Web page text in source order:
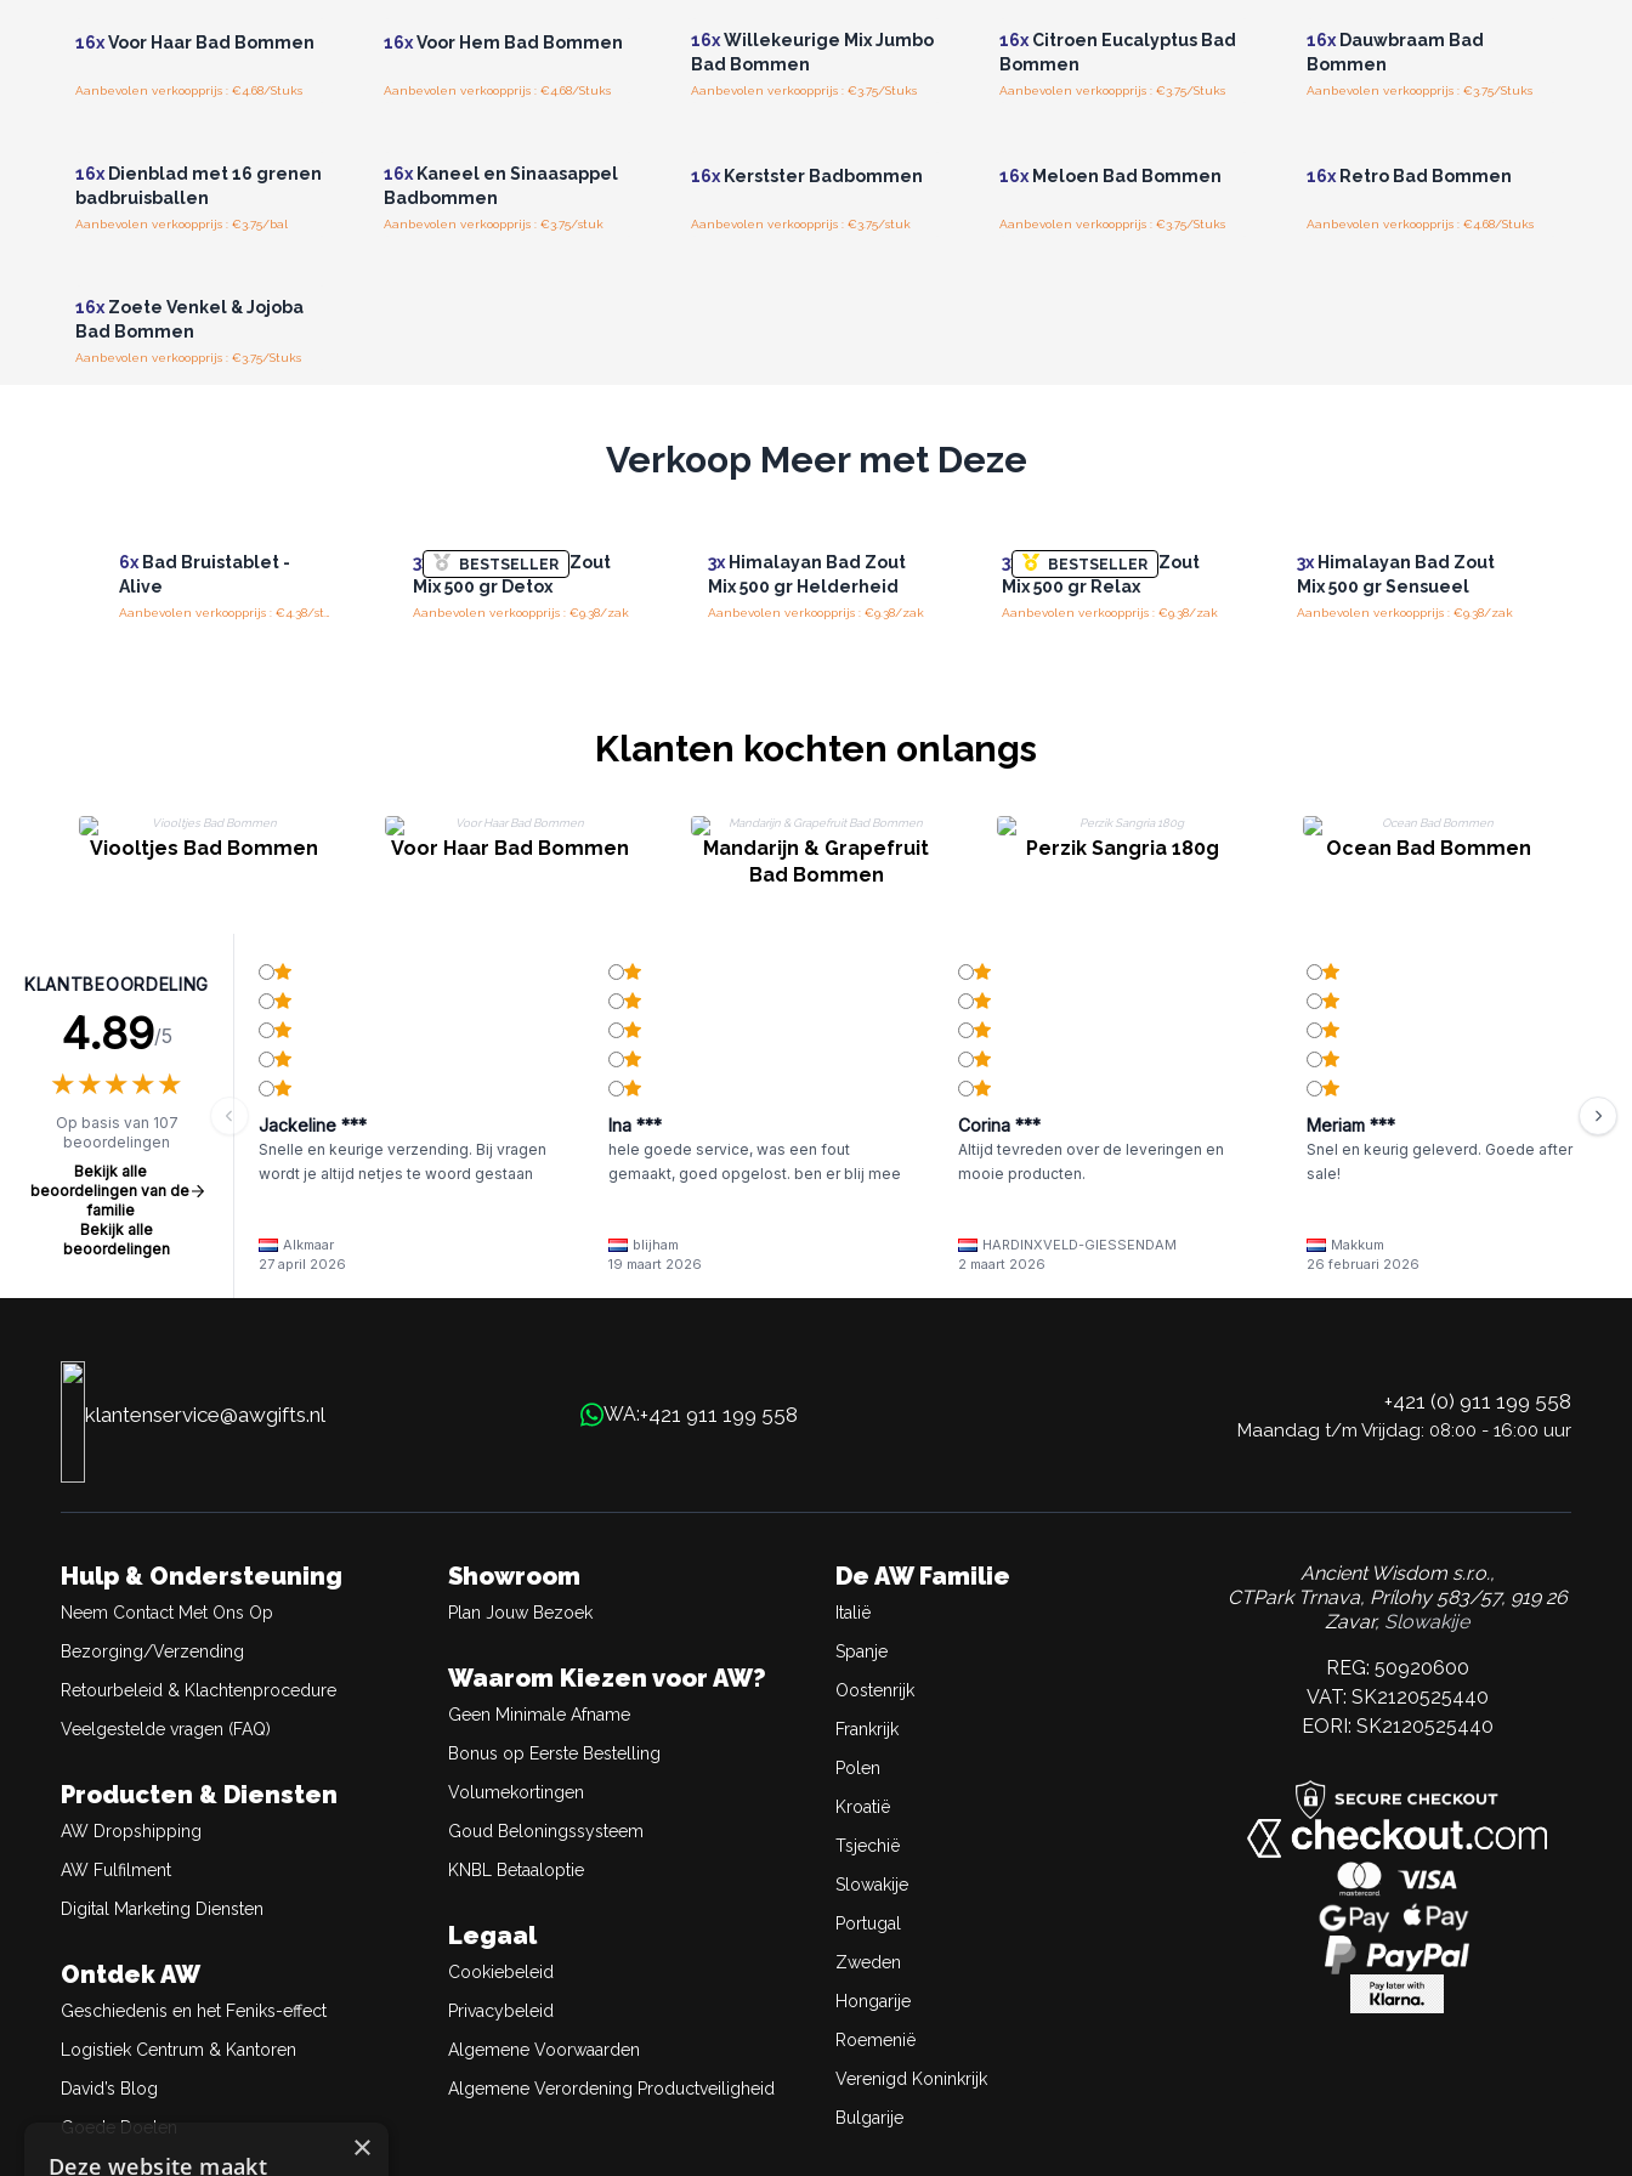
16xVoor Haar Bad Bommen
Aanbevolen verkoopprijs : €4.68/Stuks
16xVoor Hem Bad Bommen
Aanbevolen verkoopprijs : €4.68/Stuks
16xWillekeurige Mix Jumbo
Bad Bommen
Aanbevolen verkoopprijs : €3.75/Stuks
16xCitroen Eucalyptus Bad
Bommen
Aanbevolen verkoopprijs : €3.75/Stuks
16x Dauwbraam Bad
Bommen
Aanbevolen verkoopprijs : €3.75/Stuks
16x Dienblad met 16 grenen
badbruisballen
Aanbevolen verkoopprijs : €3.75/bal
16xKaneel en Sinaasappel
Badbommen
Aanbevolen verkoopprijs : €3.75/stuk
16x Kerstster Badbommen
Aanbevolen verkoopprijs : €3.75/stuk
16xMeloen Bad Bommen
Aanbevolen verkoopprijs : €3.75/Stuks
16x Retro Bad Bommen
Aanbevolen verkoopprijs : €4.68/Stuks
16x Zoete Venkel & Jojoba
Bad Bommen
Aanbevolen verkoopprijs : €3.75/Stuks
Verkoop Meer met Deze
6x Bad Bruistablet -
Alive
BESTSELLER
3x
Himalayan Bad Zout
Mix 500 gr Detox
Aanbevolen verkoopprijs : €9.38/zak
3xHimalayan Bad Zout
Mix 500 gr Helderheid
Aanbevolen verkoopprijs : €9.38/zak
BESTSELLER
3x Himalayan Bad Zout
Mix 500 gr Relax
Aanbevolen verkoopprijs : €9.38/zak
3xHimalayan Bad Zout
Mix 500 gr Sensueel
Aanbevolen verkoopprijs : €9.38/zak
Klanten kochten onlangs
Viooltjes Bad Bommen Voor Haar Bad Bommen
Mandarijn & Grapefruit
Bad Bommen
Perzik Sangria 180g Ocean Bad Bommen
KLANTBEOORDELING
4.89/5
★★★★★
★★★★★
Op basis van 107
beoordelingen
Bekijk alle
beoordelingen van de
familie
Bekijk alle
beoordelingen
Jackeline ***
Snelle en keurige verzending. Bij vragen
wordt je altijd netjes te woord gestaan
Alkmaar
27 april 2026
Ina ***
hele goede service, was een fout
gemaakt, goed opgelost. ben er blij mee
blijham
19 maart 2026
Corina ***
Altijd tevreden over de leveringen en
mooie producten.
HARDINXVELD-GIESSENDAM
2 maart 2026
Meriam ***
Snel en keurig geleverd. Goede after
sale!
Makkum
26 februari 2026
klantenservice@awgifts.nl WA:+421 911 199 558
+421 (0) 911 199 558
Maandag t/m Vrijdag: 08:00 - 16:00 uur
Hulp & Ondersteuning
Neem Contact Met Ons Op
Bezorging/Verzending
Retourbeleid & Klachtenprocedure
Veelgestelde vragen (FAQ)
Producten & Diensten
AW Dropshipping
AW Fulfilment
Digital Marketing Diensten
Ontdek AW
Geschiedenis en het Feniks-effect
Logistiek Centrum & Kantoren
David’s Blog
Goede Doelen
Showroom
Plan Jouw Bezoek
Waarom Kiezen voor AW?
Geen Minimale Afname
Bonus op Eerste Bestelling
Volumekortingen
Goud Beloningssysteem
KNBL Betaaloptie
Legaal
Cookiebeleid
Privacybeleid
Algemene Voorwaarden
Algemene Verordening Productveiligheid
De AW Familie
Italië
Spanje
Oostenrijk
Frankrijk
Polen
Kroatië
Tsjechië
Slowakije
Portugal
Zweden
Hongarije
Roemenië
Verenigd Koninkrijk
Bulgarije
Ancient Wisdom s.r.o.,
CTPark Trnava, Prílohy 583/57, 919 26
Zavar, Slowakije
REG: 50920600
VAT: SK2120525440
EORI: SK2120525440
×
Deze website maakt